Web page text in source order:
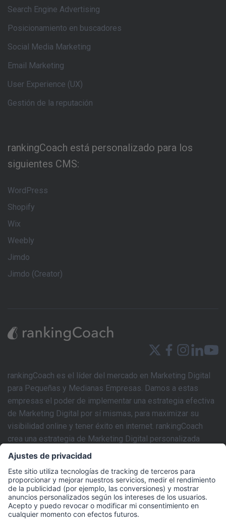
Search Engine Advertising
Posicionamiento en buscadores
Social Media Marketing
Email Marketing
User Experience (UX)
Gestión de la reputación
rankingCoach está personalizado para los
siguientes CMS:
WordPress
Shopify
Wix
Weebly
Jimdo
Jimdo (Creator)
rankingCoach es el líder del mercado en Marketing Digital
para Pequeñas y Medianas Empresas. Damos a estas
empresas el poder de implementar una estrategia efectiva
de Marketing Digital por sí mismas, para maximizar su
visibilidad online y tener éxito en internet. rankingCoach
crea una estrategia de Marketing Digital personalizada
basada en los requisitos individuales del sitio web de cada
negocio. Este plan de marketing puede ser fácilmente
implementado por el usuario con las herramientas intuitivas
de SEM y SEO de la aplicación y fáciles de seguir en los
tutoriales de video paso a paso y tecnología impulsada por
IA. rankingCoach cubre todos los aspectos del Marketing